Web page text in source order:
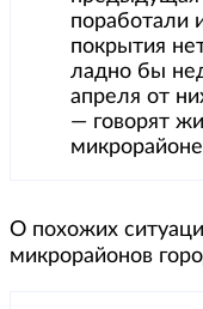
поработали
покрытия
ладно бы
апреля от
— говорят
О похожих
микрорайонов